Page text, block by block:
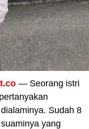
— Seorang istri
Sudah 8
yang